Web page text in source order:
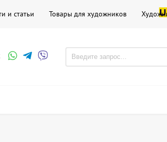
и статьи Товары для художников